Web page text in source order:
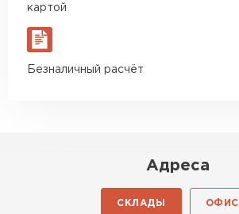
картой
Безналичный расчёт
Адреса
СКЛАДЫ ОФИС